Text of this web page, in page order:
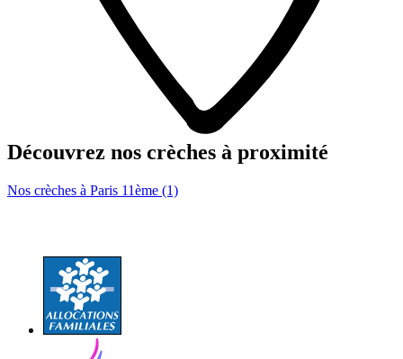
Découvrez nos crèches à proximité
Nos crèches à Paris 11ème (1)